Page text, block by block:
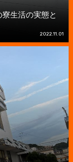
生活の実態と
2022.11.01